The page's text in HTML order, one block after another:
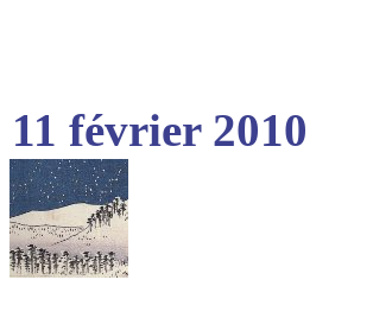
11 février 2010